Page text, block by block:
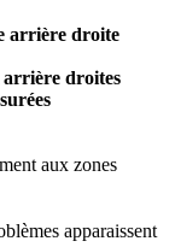
arrière droite
arrière droites
aux zones
apparaissent